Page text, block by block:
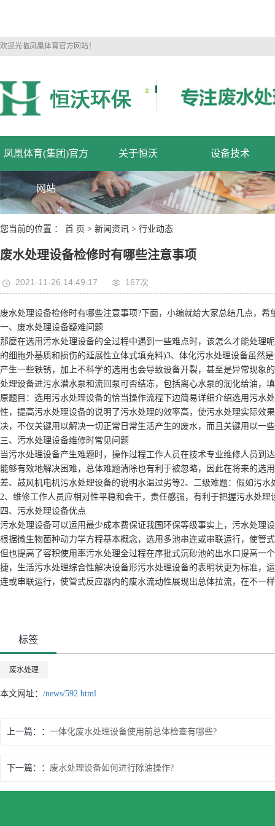
欢迎光临凤凰体育官方网站！
凤凰体育(集团)官方
网站
关于恒沃 设备技术
您当前的位置 ： 首 页 > 新闻资讯 > 行业动态
废水处理设备检修时有哪些注意事项
2021-11-26 14:49:17 167次
废水处理设备检修时有哪些注意事项?下面，小编就给大家总结几点，希
一、废水处理设备疑难问题
那麼在选用污水处理设备的全过程中遇到一些难点时，该怎么才能处理
的细胞外基质和损伤的延展性立体式填充料)3、体化污水处理设备虽然
产生一些铁锈，加上不科学的选用也会导致设备开裂，甚至是异常现象
处理设备进污水潜水泵和流回泵可否结冻，包括离心水泵的润化给油，
原题目：选用污水处理设备的恰当操作流程下边简易详细介绍选用污水
性，提高污水处理设备的说明了污水处理的效率高，使污水处理实际效
决，不仅关键用以解决一切正常日常生活产生的废水，而且关键用以一
三、污水处理设备维修时常见问题
当污水处理设备产生难题时，操作过程工作人员在技术专业维修人员
能够有效地解决困难，总体难题清除也有利于被忽略，因此在将来的选
差、鼓风机电机污水处理设备的说明水温过劣等2、二级难题：假如污
2、维修工作人员应相对性平稳和会干，责任感强，有利于把握污水处
四、污水处理设备优点
污水处理设备可以运用最少成本费保证我国环保等级事实上，污水处理
根据微生物菌种动力学方程基本概念，选用多池串连或串联运行，使管
但也提高了容积使用率污水处理全过程在序批式沉砂池的出水口提高一
捷，生活污水处理综合性解决设备形污水处理设备的表明状更为标准，
连或串联运行，使管式反应器内的废水流动性展现出总体拉流，在不一
标签
废水处理
本文网址： /news/592.html
上一篇： 一体化废水处理设备使用前总体检查有哪些?
下一篇： 废水处理设备如何进行除油操作?